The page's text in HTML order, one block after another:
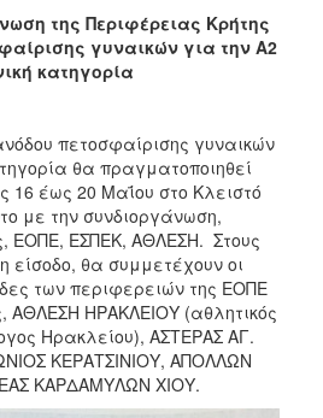
της Περιφέρειας Κρήτης
γυναικών για την Α2
κατηγορία
πετοσφαίρισης γυναικών
θα πραγματοποιηθεί
16 έως 20 Μαΐου στο Κλειστό
με την συνδιοργάνωση,
ΕΟΠΕ, ΕΣΠΕΚ, ΑΘΛΕΣΗ. Στους
θα συμμετέχουν οι
των περιφερειών της ΕΟΠΕ
ΑΘΛΕΣΗ ΗΡΑΚΛΕΙΟΥ (αθλητικός
Ηρακλείου), ΑΣΤΕΡΑΣ ΑΓ.
ΚΕΡΑΤΣΙΝΙΟΥ, ΑΠΟΛΛΩΝ
ΚΑΡΔΑΜΥΛΩΝ ΧΙΟΥ.